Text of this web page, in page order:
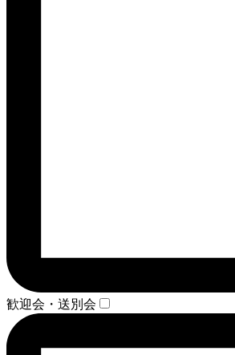
歓迎会・送別会